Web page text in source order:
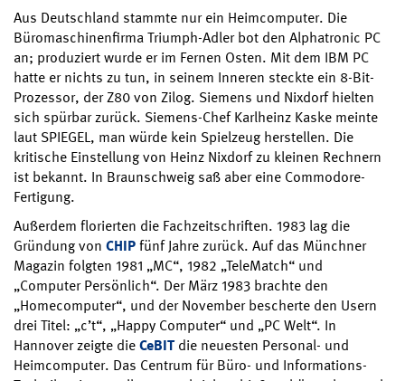
Aus Deutschland stammte nur ein Heimcomputer. Die
Büromaschinenfirma Triumph-Adler bot den Alphatronic PC
an; produziert wurde er im Fernen Osten. Mit dem IBM PC
hatte er nichts zu tun, in seinem Inneren steckte ein 8-Bit-
Prozessor, der Z80 von Zilog. Siemens und Nixdorf hielten
sich spürbar zurück. Siemens-Chef Karlheinz Kaske meinte
laut SPIEGEL, man würde kein Spielzeug herstellen. Die
kritische Einstellung von Heinz Nixdorf zu kleinen Rechnern
ist bekannt. In Braunschweig saß aber eine Commodore-
Fertigung.
Außerdem florierten die Fachzeitschriften. 1983 lag die
Gründung von CHIPfünf Jahre zurück. Auf das Münchner
Magazin folgten 1981 „MC“, 1982 „TeleMatch“ und
„Computer Persönlich“. Der März 1983 brachte den
„Homecomputer“, und der November bescherte den Usern
drei Titel: „c’t“, „Happy Computer“ und „PC Welt“. In
Hannover zeigte dieCeBITdie neuesten Personal- und
Heimcomputer. Das Centrum für Büro- und Informations-